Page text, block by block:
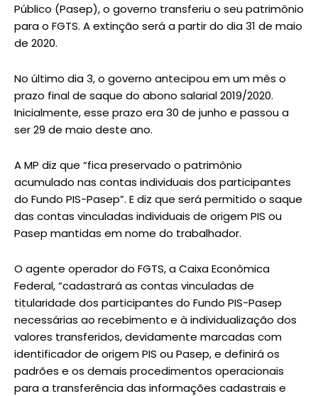
Público (Pasep), o governo transferiu o seu patrimônio
para o FGTS. A extinção será a partir do dia 31 de maio
de 2020.
No último dia 3, o governo antecipou em um mês o
prazo final de saque do abono salarial 2019/2020.
Inicialmente, esse prazo era 30 de junho e passou a
ser 29 de maio deste ano.
A MP diz que “fica preservado o patrimônio
acumulado nas contas individuais dos participantes
do Fundo PIS-Pasep”. E diz que será permitido o saque
das contas vinculadas individuais de origem PIS ou
Pasep mantidas em nome do trabalhador.
O agente operador do FGTS, a Caixa Econômica
Federal, “cadastrará as contas vinculadas de
titularidade dos participantes do Fundo PIS-Pasep
necessárias ao recebimento e à individualização dos
valores transferidos, devidamente marcadas com
identificador de origem PIS ou Pasep, e definirá os
padrões e os demais procedimentos operacionais
para a transferência das informações cadastrais e